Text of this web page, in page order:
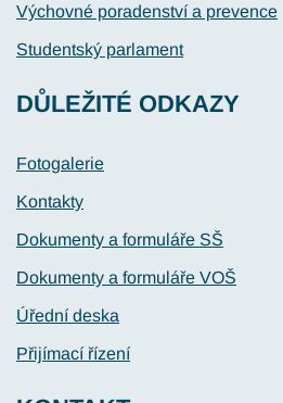
Výchovné poradenství a prevence
Studentský parlament
DŮLEŽITÉ ODKAZY
Fotogalerie
Kontakty
Dokumenty a formuláře SŠ
Dokumenty a formuláře VOŠ
Úřední deska
Přijímací řízení